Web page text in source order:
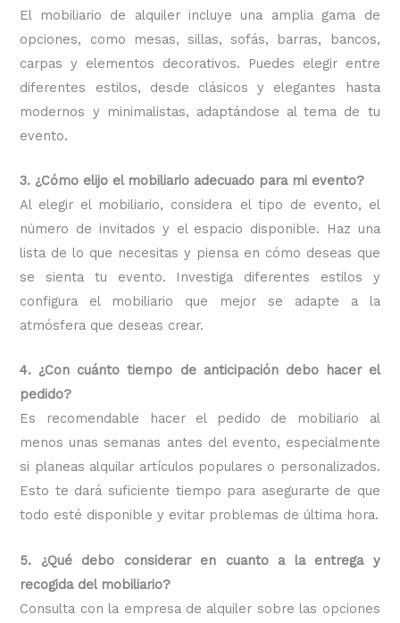
El mobiliario de alquiler incluye una amplia gama de
opciones, como mesas, sillas, sofás, barras, bancos,
carpas y elementos decorativos. Puedes elegir entre
diferentes estilos, desde clásicos y elegantes hasta
modernos y minimalistas, adaptándose al tema de tu
evento.
3. ¿Cómo elijo el mobiliario adecuado para mi evento?
Al elegir el mobiliario, considera el tipo de evento, el
número de invitados y el espacio disponible. Haz una
lista de lo que necesitas y piensa en cómo deseas que
se sienta tu evento. Investiga diferentes estilos y
configura el mobiliario que mejor se adapte a la
atmósfera que deseas crear.
4. ¿Con cuánto tiempo de anticipación debo hacer el
pedido?
Es recomendable hacer el pedido de mobiliario al
menos unas semanas antes del evento, especialmente
si planeas alquilar artículos populares o personalizados.
Esto te dará suficiente tiempo para asegurarte de que
todo esté disponible y evitar problemas de última hora.
5. ¿Qué debo considerar en cuanto a la entrega y
recogida del mobiliario?
Consulta con la empresa de alquiler sobre las opciones